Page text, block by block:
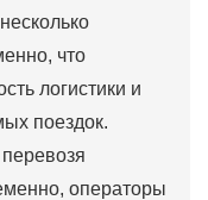
что
логистики и
поездок.
операторы